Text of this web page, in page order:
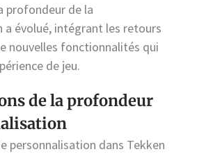
profondeur de la
a évolué, intégrant les retours
nouvelles fonctionnalités qui
de jeu.
de la profondeur
personnalisation dans Tekken